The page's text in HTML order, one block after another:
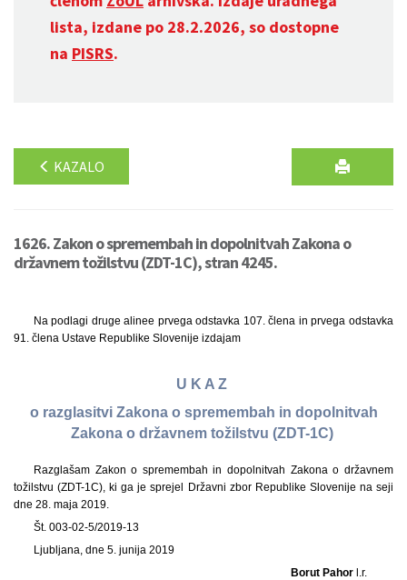
lista, izdane po 28.2.2026, so dostopne
na PISRS.
KAZALO
1626. Zakon o spremembah in dopolnitvah Zakona o
državnem tožilstvu (ZDT-1C), stran 4245.
Na podlagi druge alinee prvega odstavka 107. člena in prvega odstavka
91. člena Ustave Republike Slovenije izdajam
U K A Z
o razglasitvi Zakona o spremembah in dopolnitvah
Zakona o državnem tožilstvu (ZDT-1C)
Razglašam Zakon o spremembah in dopolnitvah Zakona o državnem
tožilstvu (ZDT-1C), ki ga je sprejel Državni zbor Republike Slovenije na seji
dne 28. maja 2019.
Št. 003-02-5/2019-13
Ljubljana, dne 5. junija 2019
Borut Pahorl.r.